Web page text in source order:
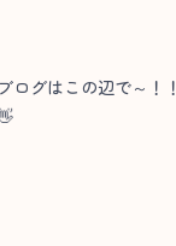
ログはこの辺で～！！